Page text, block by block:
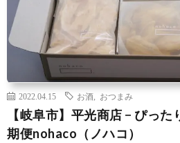
2022.04.15 お酒 おつまみ
【岐阜市】平光商店 − ぴっ
期便nohaco（ノハコ）